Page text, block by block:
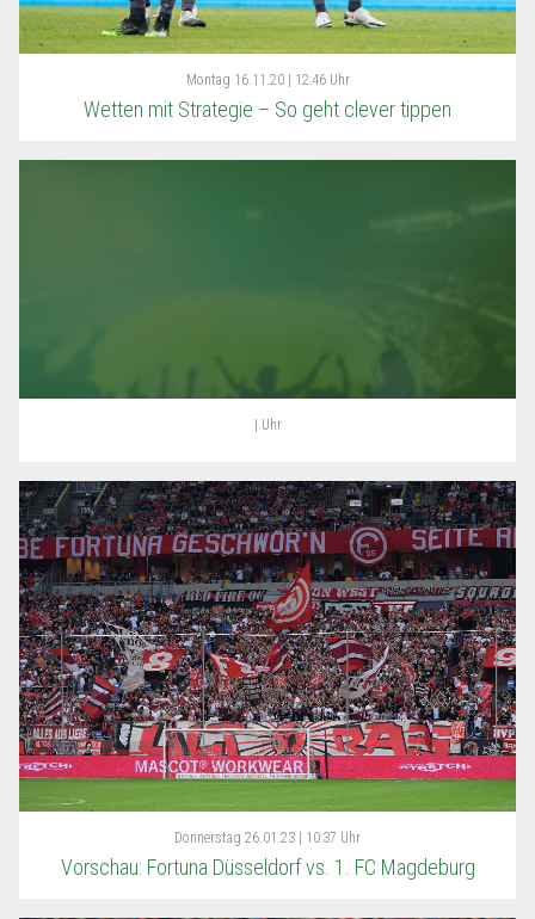
Montag 16.11.20 | 12:46 Uhr
Wetten mit Strategie – So geht clever tippen
| Uhr
Donnerstag 26.01.23 | 10:37 Uhr
Vorschau: Fortuna Düsseldorf vs. 1. FC Magdeburg